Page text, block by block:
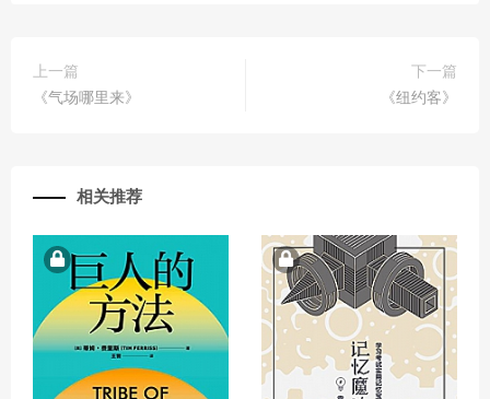
上一篇
《气场哪里来》
下一篇
《纽约客》
相关推荐